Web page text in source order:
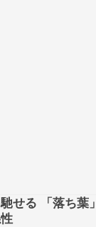
せる 「落ち葉